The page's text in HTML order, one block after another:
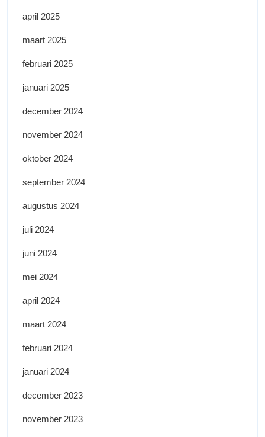
april 2025
maart 2025
februari 2025
januari 2025
december 2024
november 2024
oktober 2024
september 2024
augustus 2024
juli 2024
juni 2024
mei 2024
april 2024
maart 2024
februari 2024
januari 2024
december 2023
november 2023